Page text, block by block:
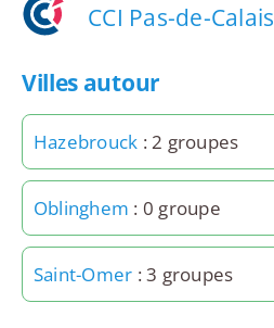
CCI Pas-de-Calais
Villes autour
Hazebrouck : 2 groupes
Oblinghem : 0 groupe
Saint-Omer : 3 groupes